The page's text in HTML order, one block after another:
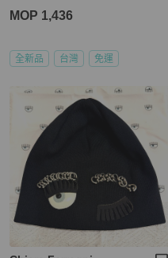
MOP 1,436
全新品 台灣 免運